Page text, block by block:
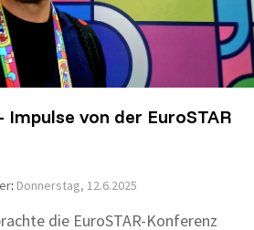
Impulse von der EuroSTAR
: Donnerstag, 12.6.2025
die EuroSTAR-Konferenz